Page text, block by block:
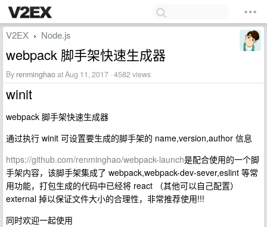
V2EX › Node.js
webpack 脚手架快速生成器
By renminghaoat Aug 11, 2017 · 4582 views
winit
webpack 脚手架快速生成器
通过执行 winit 可设置要生成的脚手架的 name,version,author 信息
https://github.com/renminghao/webpack-launch是配合使用的一个脚
手架内容，该脚手架集成了 webpack,webpack-dev-sever,eslint 等常
用功能，打包生成的代码中已经将 react （其他可以自己配置）
external 掉以保证文件大小的合理性，非常推荐使用!!!
同时欢迎一起使用